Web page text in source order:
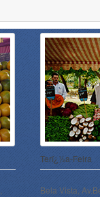
Terï¿½a-Feira
Bela Vista,